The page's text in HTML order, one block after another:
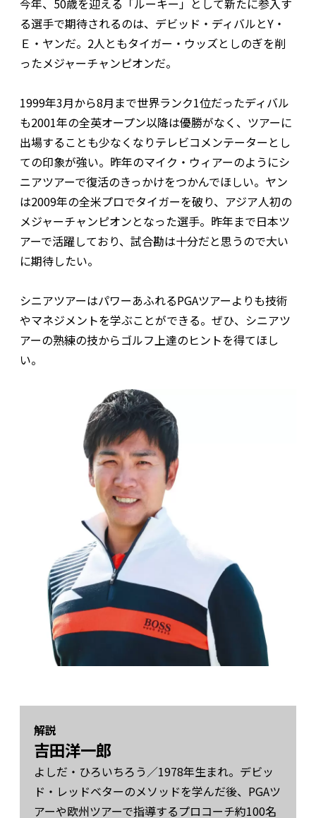
る選手で期待されるのは、デビッド・ディバルとY・
Ｅ・ヤンだ。2人ともタイガー・ウッズとしのぎを削
ったメジャーチャンピオンだ。
1999年3月から8月まで世界ランク1位だったディバル
も2001年の全英オープン以降は優勝がなく、ツアーに
出場することも少なくなりテレビコメンテーターとし
ての印象が強い。昨年のマイク・ウィアーのようにシ
ニアツアーで復活のきっかけをつかんでほしい。ヤン
は2009年の全米プロでタイガーを破り、アジア人初の
メジャーチャンピオンとなった選手。昨年まで日本ツ
アーで活躍しており、試合勘は十分だと思うので大い
に期待したい。
シニアツアーはパワーあふれるPGAツアーよりも技術
やマネジメントを学ぶことができる。ぜひ、シニアツ
アーの熟練の技からゴルフ上達のヒントを得てほし
い。
解説
吉田洋一郎
よしだ・ひろいちろう／1978年生まれ。デビッ
ド・レッドベターのメソッドを学んだ後、PGAツ
アーや欧州ツアーで指導するプロコーチ約100名